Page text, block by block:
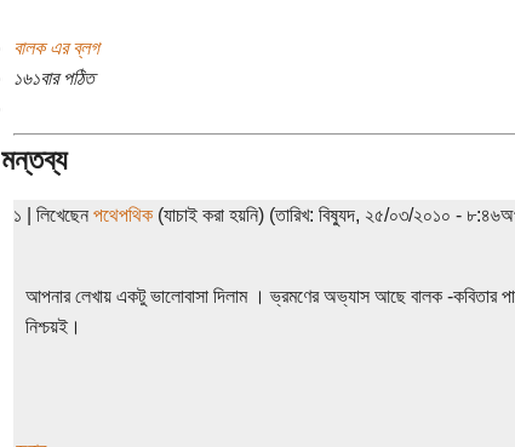
বালক এর ব্লগ
১৬১বার পঠিত
মন্তব্য
১ | লিখেছেন পথেপথিক(যাচাই করা হয়নি) (তারিখ: বিষ্যুদ, ২৫/০৩/২০১০ -
আপনার লেখায় একটু ভালোবাসা দিলাম । ভ্রমণের অভ্যাস আছে বালক -কবিতার
নিশ্চয়ই।